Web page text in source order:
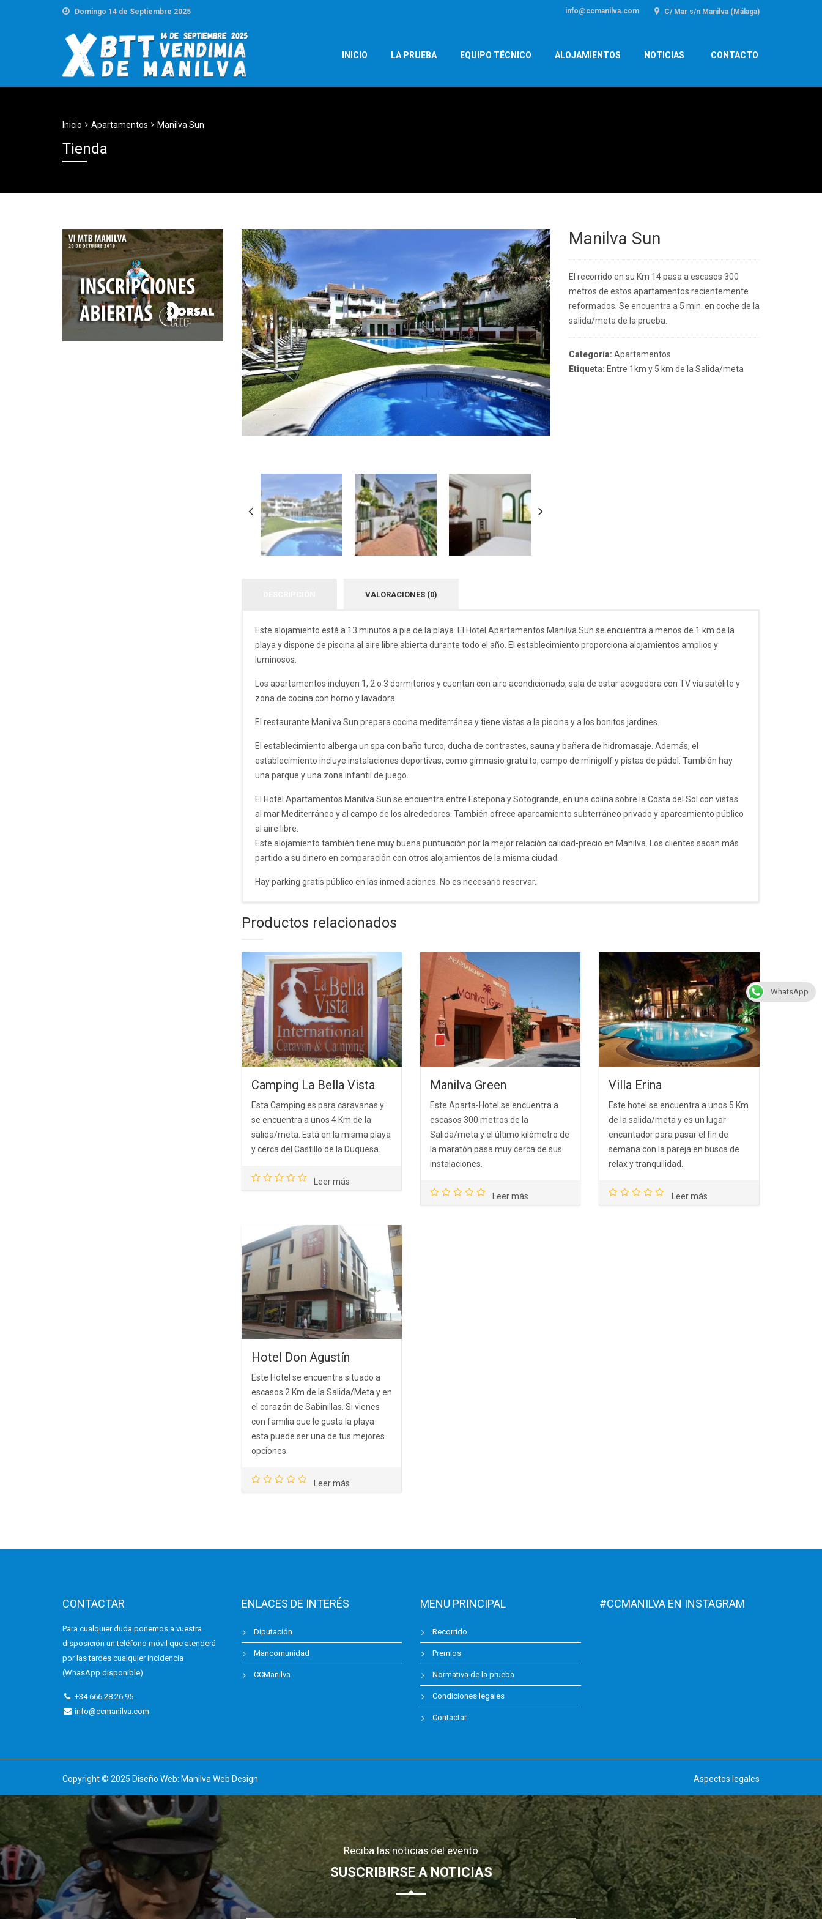
Domingo 14 de Septiembre 2025 info@ccmanilva.com C/ Mar s/n Manilva (Málaga)
INICIO LA PRUEBA EQUIPO TÉCNICO ALOJAMIENTOS NOTICIAS CONTACTO
Inicio Apartamentos Manilva Sun
Tienda
Manilva Sun
El recorrido en su Km 14 pasa a escasos 300
metros de estos apartamentos recientemente
reformados. Se encuentra a 5 min. en coche de la
salida/meta de la prueba.
Categoría: Apartamentos
Etiqueta: Entre 1km y 5 km de la Salida/meta
VALORACIONES (0)
Este alojamiento está a 13 minutos a pie de la playa. El Hotel Apartamentos Manilva Sun se encuentra a menos de 1 km de la
playa y dispone de piscina al aire libre abierta durante todo el año. El establecimiento proporciona alojamientos amplios y
luminosos.
Los apartamentos incluyen 1, 2 o 3 dormitorios y cuentan con aire acondicionado, sala de estar acogedora con TV vía satélite y
zona de cocina con horno y lavadora.
El restaurante Manilva Sun prepara cocina mediterránea y tiene vistas a la piscina y a los bonitos jardines.
El establecimiento alberga un spa con baño turco, ducha de contrastes, sauna y bañera de hidromasaje. Además, el
establecimiento incluye instalaciones deportivas, como gimnasio gratuito, campo de minigolf y pistas de pádel. También hay
una parque y una zona infantil de juego.
El Hotel Apartamentos Manilva Sun se encuentra entre Estepona y Sotogrande, en una colina sobre la Costa del Sol con vistas
al mar Mediterráneo y al campo de los alrededores. También ofrece aparcamiento subterráneo privado y aparcamiento público
al aire libre.
Este alojamiento también tiene muy buena puntuación por la mejor relación calidad-precio en Manilva. Los clientes sacan más
partido a su dinero en comparación con otros alojamientos de la misma ciudad.
Hay parking gratis público en las inmediaciones. No es necesario reservar.
Productos relacionados
Camping La Bella Vista
Esta Camping es para caravanas y
se encuentra a unos 4 Km de la
salida/meta. Está en la misma playa
y cerca del Castillo de la Duquesa.
Leer más
Manilva Green
Este Aparta-Hotel se encuentra a
escasos 300 metros de la
Salida/meta y el último kilómetro de
la maratón pasa muy cerca de sus
instalaciones.
Leer más
Villa Erina
Este hotel se encuentra a unos 5 Km
de la salida/meta y es un lugar
encantador para pasar el fin de
semana con la pareja en busca de
relax y tranquilidad.
Leer más
Hotel Don Agustín
Este Hotel se encuentra situado a
escasos 2 Km de la Salida/Meta y en
el corazón de Sabinillas. Si vienes
con familia que le gusta la playa
esta puede ser una de tus mejores
opciones.
Leer más
CONTACTAR
Para cualquier duda ponemos a vuestra
disposición un teléfono móvil que atenderá
por las tardes cualquier incidencia
(WhasApp disponible)
+34 666 28 26 95
info@ccmanilva.com
ENLACES DE INTERÉS
Diputación
Mancomunidad
CCManilva
MENU PRINCIPAL
Recorrido
Premios
Normativa de la prueba
Condiciones legales
Contactar
#CCMANILVA EN INSTAGRAM
Copyright © 2025 Diseño Web: Manilva Web Design Aspectos legales
Reciba las noticias del evento
SUSCRIBIRSE A NOTICIAS
WhatsApp